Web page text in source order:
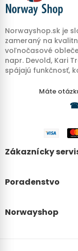
Norwayshop.sk je
zameraný na
voľnočasové
napr. Devold, Kari
spájajú funkčnosť,
Máte
Zákaznícky
Poradenstvo
Norwayshop